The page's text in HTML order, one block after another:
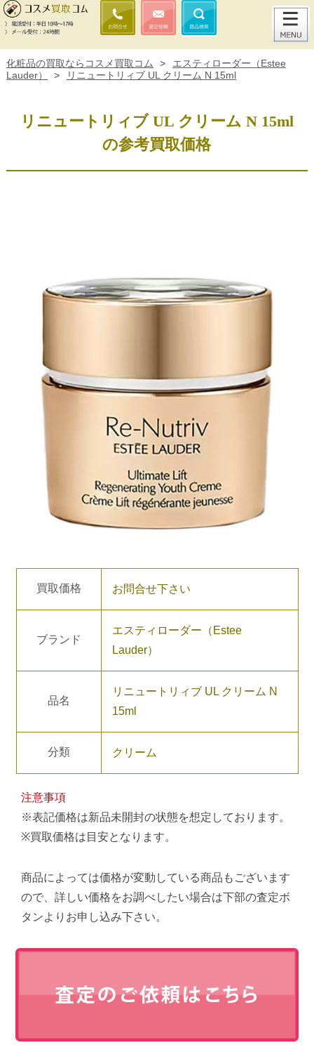
化粧品の買取ならコスメ買取コム >
エスティローダー（Estee
Lauder）
> リニュートリィブ UL クリーム N 15ml
リニュートリィブ UL クリーム N 15ml
の参考買取価格
買取価格 お問合せ下さい
ブランド
エスティローダー（Estee
Lauder）
品名
リニュートリィブ UL クリーム N
15ml
分類 クリーム
注意事項
※表記価格は新品未開封の状態を想定しております。
※買取価格は目安となります。
商品によっては価格が変動している商品もございます
ので、詳しい価格をお調べしたい場合は下部の査定ボ
タンよりお申し込み下さい。